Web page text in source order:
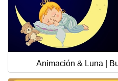
Animación & Luna |